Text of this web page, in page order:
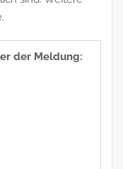
der Meldung: